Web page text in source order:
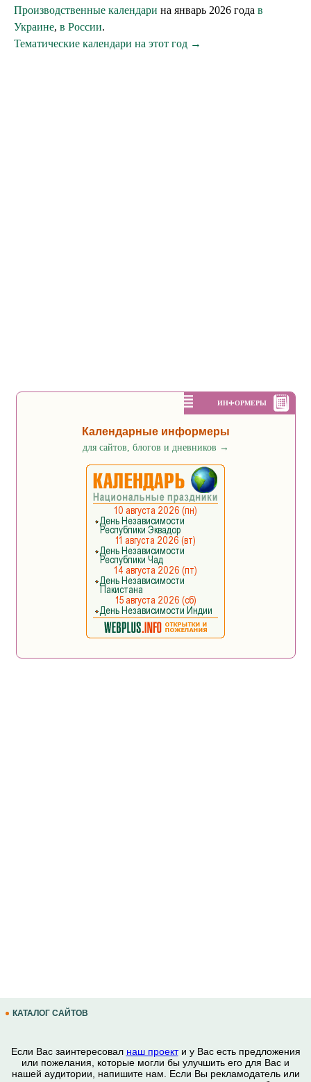
Производственные календари на январь 2026 года в
Украине, в России.
Тематические календари на этот год →
ИНФОРМЕРЫ
Календарные информеры
для сайтов, блогов и дневников →
КАТАЛОГ САЙТОВ
Если Вас заинтересовал наш проекти у Вас есть предложения
или пожелания, которые могли бы улучшить его для Вас и
нашей аудитории, напишите нам. Если Вы рекламодатель или